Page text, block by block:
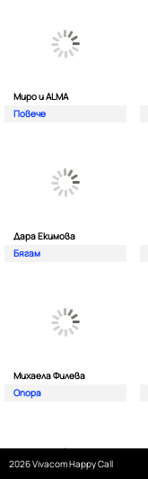
Миро и ALMA
Повече
Дара Екимова
Бягам
Михаела Филева
Опора
2026 Vivacom Happy Call